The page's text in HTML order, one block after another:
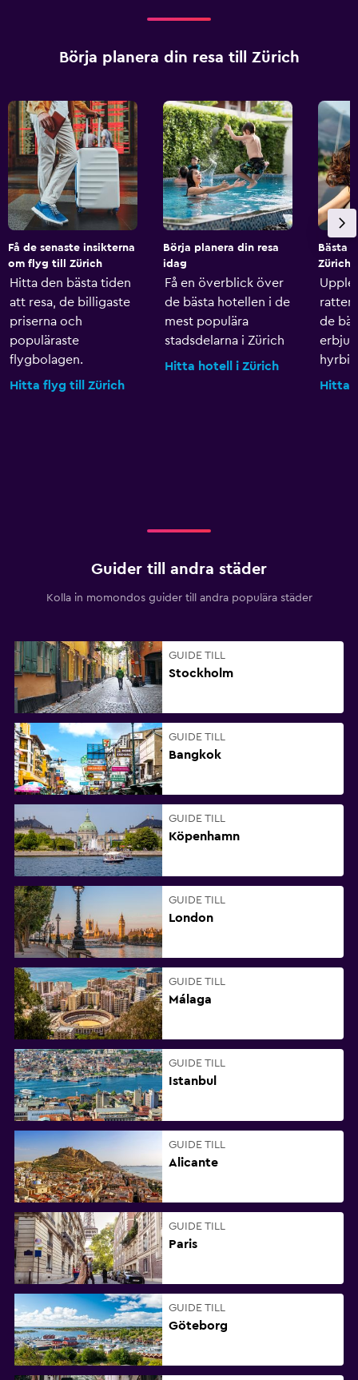
Börja planera din resa till Zürich
Få de senaste insikterna
om flyg till Zürich
Hitta den bästa tiden
att resa, de billigaste
priserna och
populäraste
flygbolagen.
Hitta flyg till Zürich
Börja planera din resa
idag
Få en överblick över
de bästa hotellen i de
mest populära
stadsdelarna i Zürich
Hitta hotell i Zürich
Bästa
Zürich
de
Hitta
Guider till andra städer
Kolla in momondos guider till andra populära städer
GUIDE TILL
Stockholm
GUIDE TILL
Bangkok
GUIDE TILL
Köpenhamn
GUIDE TILL
London
GUIDE TILL
Málaga
GUIDE TILL
Istanbul
GUIDE TILL
Alicante
GUIDE TILL
Paris
GUIDE TILL
Göteborg